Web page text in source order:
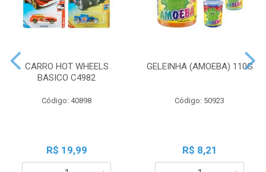
CARRO HOT WHEELS
BASICO C4982
Código: 40898
R$ 19,99
GELEINHA (AMOEBA) 110G
Código: 50923
R$ 8,21